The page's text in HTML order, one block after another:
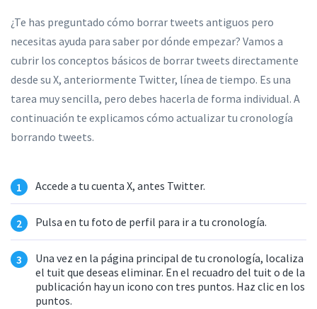
¿Te has preguntado cómo borrar tweets antiguos pero
necesitas ayuda para saber por dónde empezar? Vamos a
cubrir los conceptos básicos de borrar tweets directamente
desde su X, anteriormente Twitter, línea de tiempo. Es una
tarea muy sencilla, pero debes hacerla de forma individual. A
continuación te explicamos cómo actualizar tu cronología
borrando tweets.
Accede a tu cuenta X, antes Twitter.
Pulsa en tu foto de perfil para ir a tu cronología.
Una vez en la página principal de tu cronología, localiza
el tuit que deseas eliminar. En el recuadro del tuit o de la
publicación hay un icono con tres puntos. Haz clic en los
puntos.